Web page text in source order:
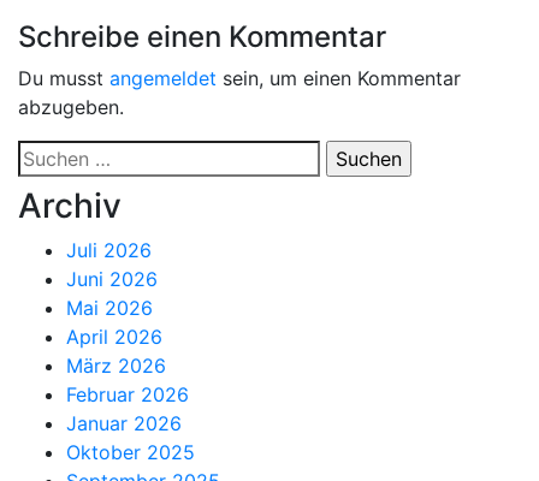
Schreibe einen Kommentar
Du musst angemeldet sein, um einen Kommentar
abzugeben.
Suchen
nach:
Archiv
Juli 2026
Juni 2026
Mai 2026
April 2026
März 2026
Februar 2026
Januar 2026
Oktober 2025